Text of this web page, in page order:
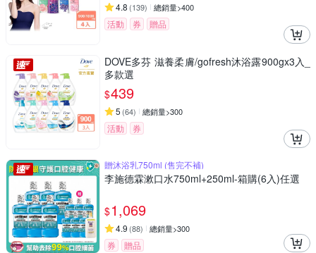
4.8 (139) 總銷量>400
活動 券 贈品
DOVE多芬 滋養柔膚/gofresh沐浴露900gx3入_
多款選
$439
5 (64) 總銷量>300
活動 券
贈沐浴乳750ml (售完不補)
李施德霖漱口水750ml+250ml-箱購(6入)任選
$1,069
4.9 (88) 總銷量>300
券 贈品